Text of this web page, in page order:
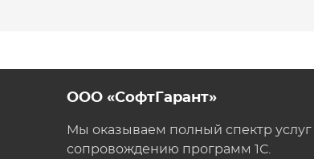
ООО «СофтГарант»
Мы оказываем полный спектр
сопровождению программ 1С.